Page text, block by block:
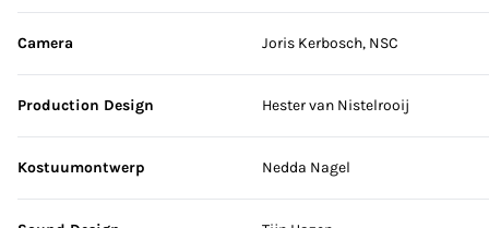
Camera Joris Kerbosch, NSC
Production Design Hester van Nistelrooij
Kostuumontwerp Nedda Nagel